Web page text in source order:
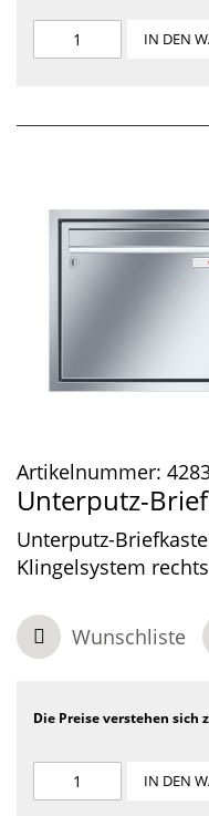
IN DEN
Artikelnummer:
Unterputz-
Unterputz-
Klingelsystem
Wunschliste
Die Preise verstehen sich
IN DEN